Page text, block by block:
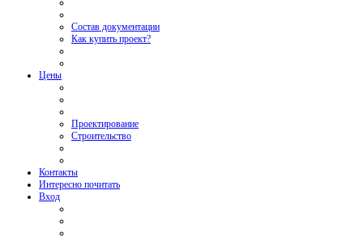
Состав документации
Как купить проект?
Цены
Проектирование
Строительство
Контакты
Интересно почитать
Вход